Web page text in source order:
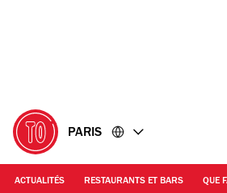
PARIS
ACTUALITÉS RESTAURANTS ET BARS QUE
Jerome Meyer